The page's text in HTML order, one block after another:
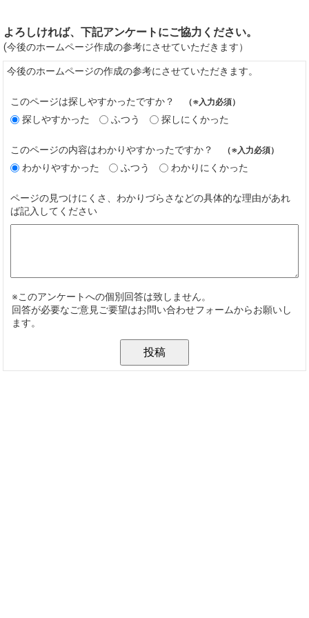
よろしければ、下記アンケートにご協力ください。
(今後のホームページ作成の参考にさせていただきます）
今後のホームページの作成の参考にさせていただきます。
このページは探しやすかったですか？ （※入力必須）
探しやすかった ふつう 探しにくかった
このページの内容はわかりやすかったですか？ （※入力必須）
わかりやすかった ふつう わかりにくかった
ページの見つけにくさ、わかりづらさなどの具体的な理由があれ
ば記入してください
※このアンケートへの個別回答は致しません。
回答が必要なご意見ご要望はお問い合わせフォームからお願いし
ます。